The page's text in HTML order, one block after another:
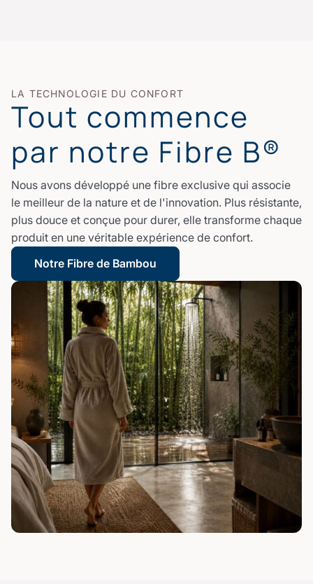
LA TECHNOLOGIE DU CONFORT
Tout commence
par notre Fibre B®
Nous avons développé une fibre exclusive qui associe
le meilleur de la nature et de l'innovation. Plus résistante,
plus douce et conçue pour durer, elle transforme chaque
produit en une véritable expérience de confort.
Notre Fibre de Bambou